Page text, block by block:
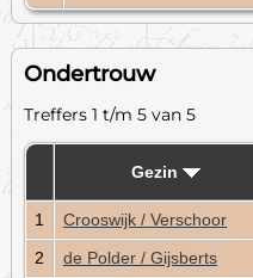
Ondertrouw
Treffers 1 t/m 5 van 5
Gezin
1 Crooswijk / Verschoor
2
de Polder / Gijsberts